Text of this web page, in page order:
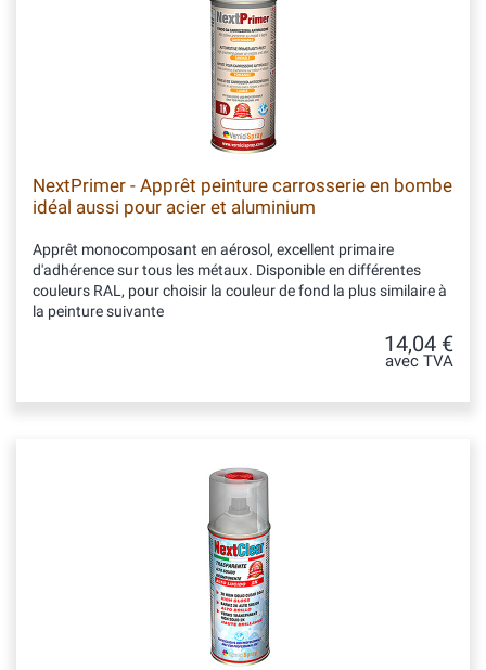
NextPrimer - Apprêt peinture carrosserie en bombe
idéal aussi pour acier et aluminium
Apprêt monocomposant en aérosol, excellent primaire
d'adhérence sur tous les métaux. Disponible en différentes
couleurs RAL, pour choisir la couleur de fond la plus similaire à
la peinture suivante
14,04 €
avec TVA